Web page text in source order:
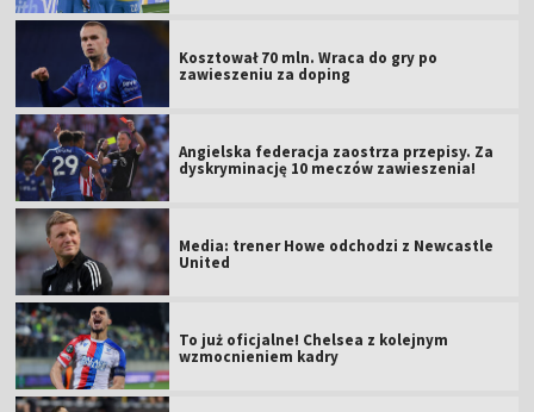
Kosztował 70 mln. Wraca do gry po
zawieszeniu za doping
Angielska federacja zaostrza przepisy. Za
dyskryminację 10 meczów zawieszenia!
Media: trener Howe odchodzi z Newcastle
United
To już oficjalne! Chelsea z kolejnym
wzmocnieniem kadry